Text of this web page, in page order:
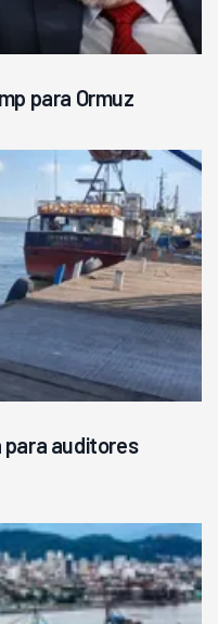
para Ormuz
para auditores